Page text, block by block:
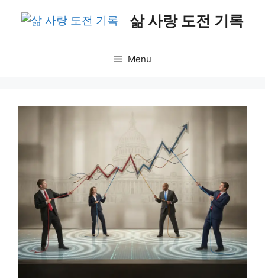
삶 사랑 도전 기록
Menu